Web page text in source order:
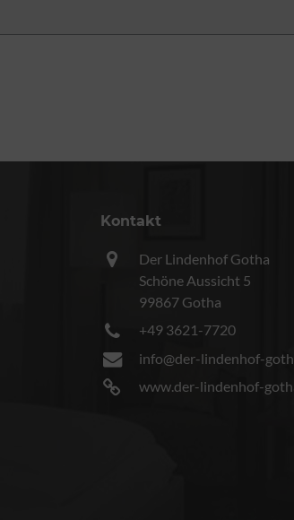
Kontakt
Der Lindenhof Gotha
Schöne Aussicht 5
99867 Gotha
+49 3621-7720
info@der-lindenhof-
www.der-lindenhof-